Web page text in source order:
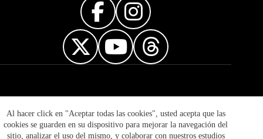
Al hacer click en "Aceptar todas las cookies", usted acepta que las
cookies se guarden en su dispositivo para mejorar la navegación del
sitio, analizar el uso del mismo, y colaborar con nuestros estudios